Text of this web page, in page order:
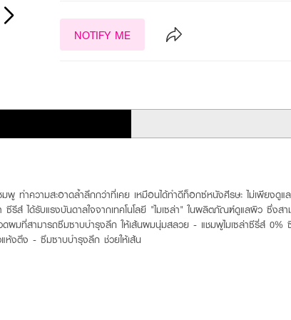
NOTIFY ME
ทำความสะอาดล้ำลึกกว่าที่เคย เหมือนได้ทำดีท็อกซ์หนังศีรษะ ไม่เพียงดู
ส์ ได้รับแรงบันดาลใจจากเทคโนโลยี "ไมเซล่า" ในผลิตภัณฑ์ดูแลผิว ซึ่งสา
มที่สามารถซึมซาบบำรุงลึก ให้เส้นผมนุ่มสลวย - แชมพูไมเซล่าซีรี่ส์ 0%
ห้งตึง - ซึมซาบบำรุงลึก ช่วยให้เส้น